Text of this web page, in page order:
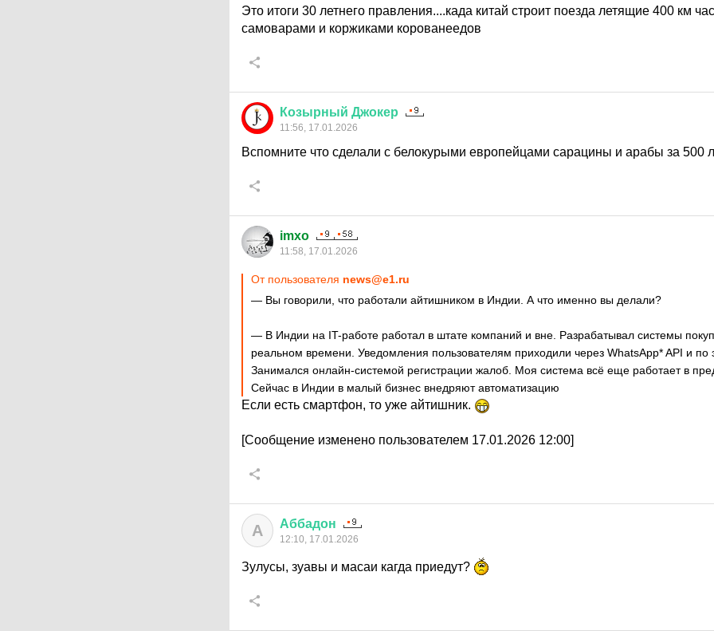
Это итоги 30 летнего правления....када китай строит поезда летящие 400 км
самоварами и коржиками корованеедов
Козырный Джокер
11:56, 17.01.2026
Вспомните что сделали с белокурыми европейцами сарацины и арабы за 500
imxo
11:58, 17.01.2026
От пользователя news@e1.ru
— Вы говорили, что работали айтишником в Индии. А что именно вы делали?
— В Индии на IT-работе работал в штате компаний и вне. Разрабатывал системы
реальном времени. Уведомления пользователям приходили через WhatsApp* API и по
Занимался онлайн-системой регистрации жалоб. Моя система всё еще работает в
Сейчас в Индии в малый бизнес внедряют автоматизацию
Если есть смартфон, то уже айтишник.
[Сообщение изменено пользователем 17.01.2026 12:00]
А Аббадон
12:10, 17.01.2026
Зулусы, зуавы и масаи кагда приедут?